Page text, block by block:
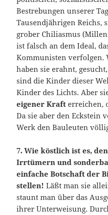
Bestrebungen unserer
Tausendjährigen Reichs,
grober Chiliasmus
ist falsch an dem Ideal,
Kommunisten verfolgen.
haben sie erahnt,
sind die Kinder dieser
Kinder des Lichts. Aber
eigener Kraft erreichen,
Da sie aber den Eckstein
Werk den Bauleuten
7. Wie köstlich ist es,
Irrtümern und
einfache Botschaft der
stellen! Läßt man sie
staunt man über das
ihrer Unterweisung.